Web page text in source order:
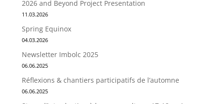
2026 and Beyond Project Presentation
11.03.2026
Spring Equinox
04.03.2026
Newsletter Imbolc 2025
06.06.2025
Réflexions & chantiers participatifs de l’automne
06.06.2025